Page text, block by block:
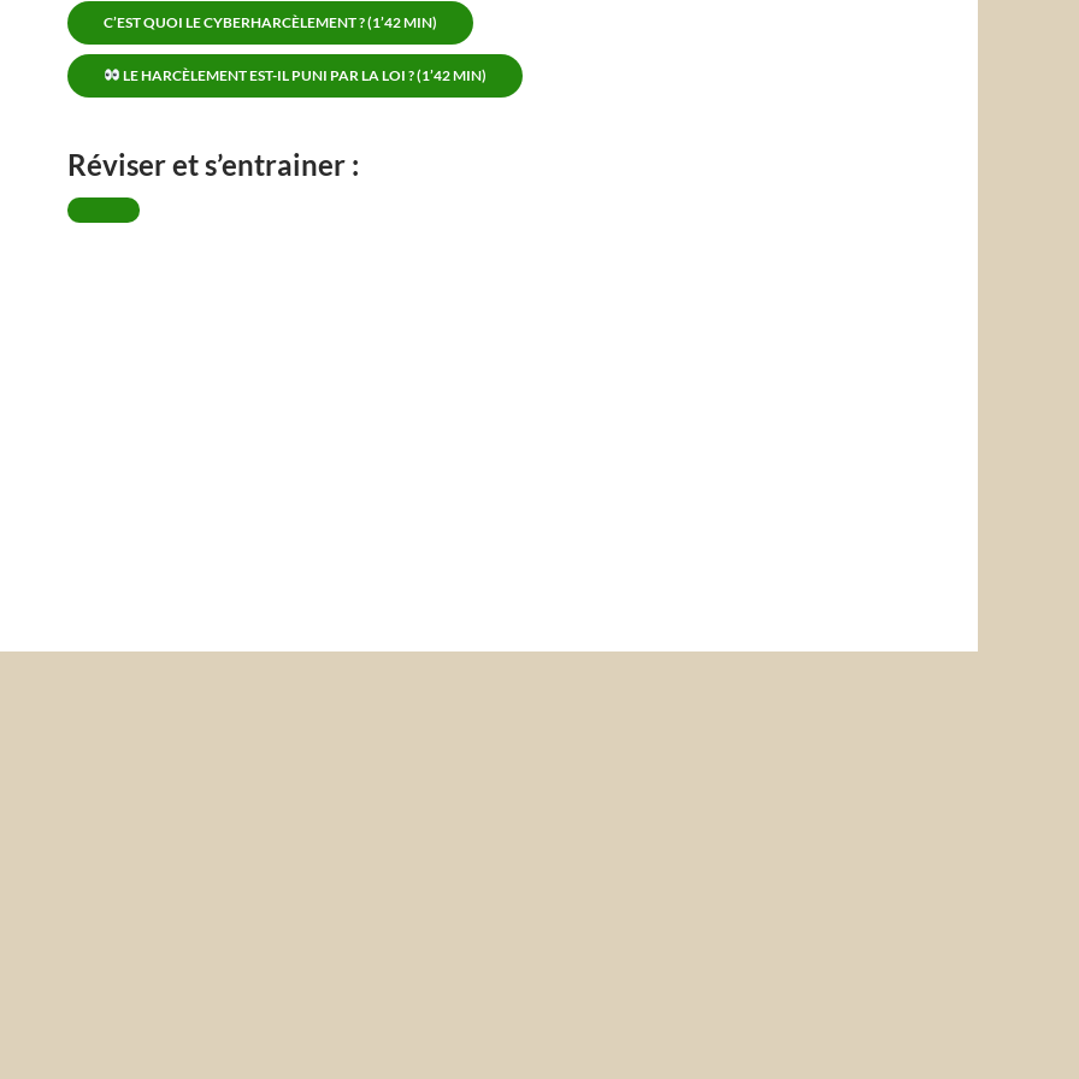
C’EST QUOI LE CYBERHARCÈLEMENT ? (1’42 MIN)
LE HARCÈLEMENT EST-IL PUNI PAR LA LOI ? (1’42 MIN)
Réviser et s’entrainer :